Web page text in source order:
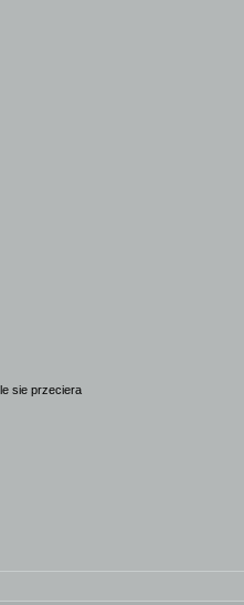
sie przeciera